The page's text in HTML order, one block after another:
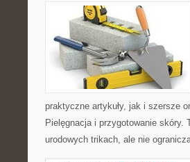
praktyczne artykuły, jak i szersze
Pielęgnacja i przygotowanie
urodowych trikach, ale nie